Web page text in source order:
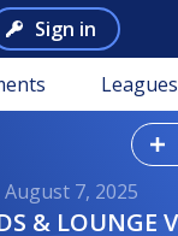
Sign in
Leagues
August 7, 2025